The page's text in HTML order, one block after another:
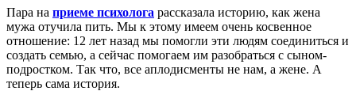
Пара на приеме психолога рассказала историю, как жена
мужа отучила пить. Мы к этому имеем очень косвенное
отношение: 12 лет назад мы помогли эти людям соединиться и
создать семью, а сейчас помогаем им разобраться с сыном-
подростком. Так что, все аплодисменты не нам, а жене. А
теперь сама история.